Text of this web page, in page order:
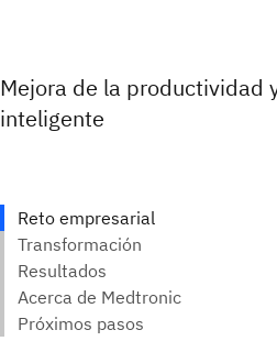
Mejora de la productividad
inteligente